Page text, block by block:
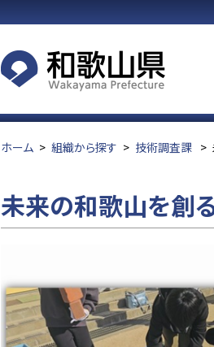
ホーム > 組織から探す > 技術調査課 >
未来の和歌山を創